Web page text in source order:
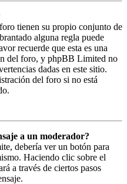
tienen su propio conjunto de
alguna regla puede
recuerde que esta es una
del foro, y phpBB Limited no
dadas en este sitio.
del foro si no está
a un moderador?
debería ver un botón para
Haciendo clic sobre el
a través de ciertos pasos